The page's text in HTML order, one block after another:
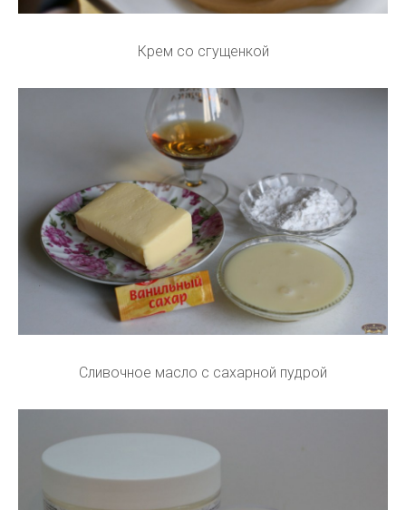
Крем со сгущенкой
Сливочное масло с сахарной пудрой